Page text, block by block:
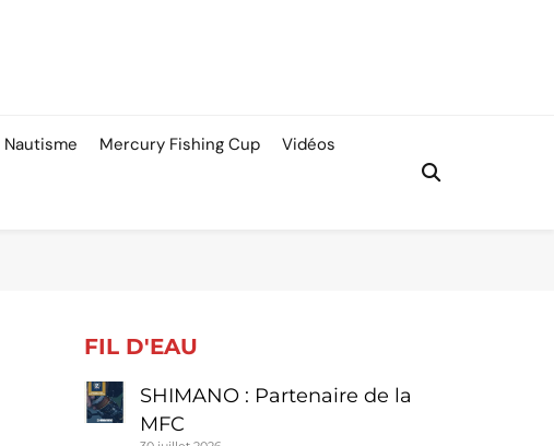
Nautisme Mercury Fishing Cup Vidéos
FIL D'EAU
SHIMANO : Partenaire de la
MFC